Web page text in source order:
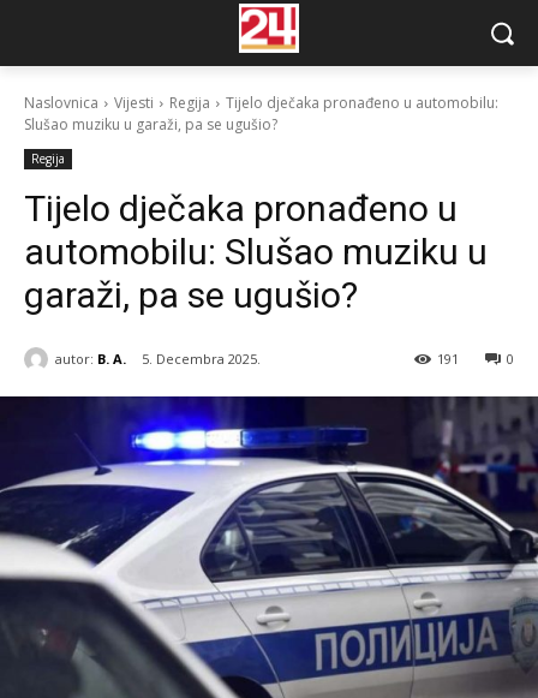
Naslovnica Vijesti Regija
Tijelo dječaka pronađeno u automobilu:
Slušao muziku u garaži, pa se ugušio?
Regija
Tijelo dječaka pronađeno u
automobilu: Slušao muziku u
garaži, pa se ugušio?
autor: B. A. 5. Decembra 2025. 0
191